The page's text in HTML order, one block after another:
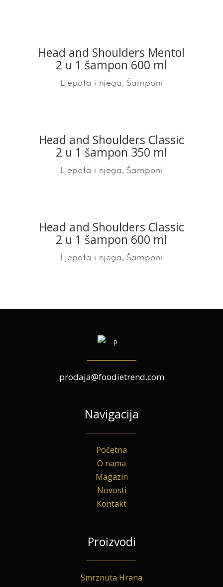
READ MORE
Head and Shoulders Mentol
2 u 1 šampon 600 ml
Ljepota i njega, Šamponi
READ MORE
Head and Shoulders Classic
2 u 1 šampon 350 ml
Ljepota i njega, Šamponi
READ MORE
Head and Shoulders Classic
2 u 1 šampon 600 ml
Ljepota i njega, Šamponi
prodaja@foodietrend.com
Navigacija
Početna
O nama
Magazin
Novosti
Kontakt
Proizvodi
Smrznuta Hrana